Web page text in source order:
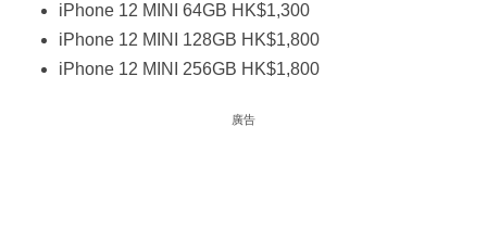
iPhone 12 MINI 64GB HK$1,300
iPhone 12 MINI 128GB HK$1,800
iPhone 12 MINI 256GB HK$1,800
廣告